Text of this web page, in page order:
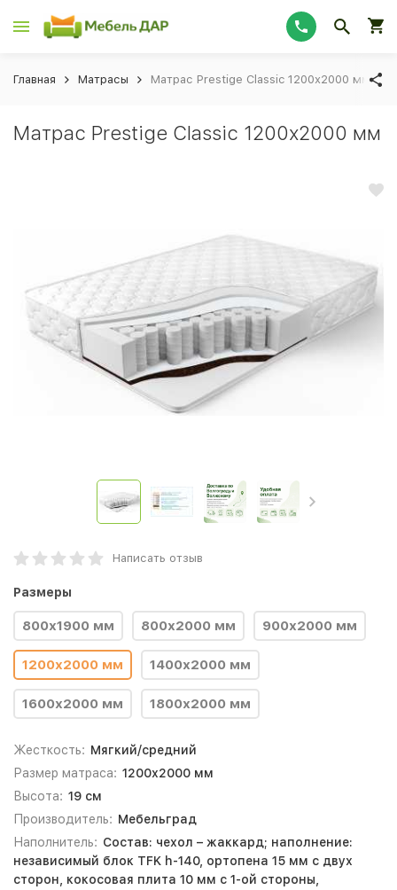
Главная Матрасы Матрас Prestige Classic 1200х2000 мм
Матрас Prestige Classic 1200х2000 мм
Написать отзыв
Размеры
800х1900 мм 800х2000 мм 900х2000 мм
1200х2000 мм 1400х2000 мм
1600х2000 мм 1800х2000 мм
Жесткость: Мягкий/средний
Размер матраса: 1200х2000 мм
Высота: 19 см
Производитель: Мебельград
Наполнитель: Состав: чехол – жаккард; наполнение:
независимый блок TFK h-140, ортопена 15 мм с двух
сторон, кокосовая плита 10 мм с 1-ой стороны,